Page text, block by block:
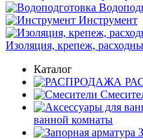
Инструмент
Изоляция, крепеж,
Каталог
ванной комнаты